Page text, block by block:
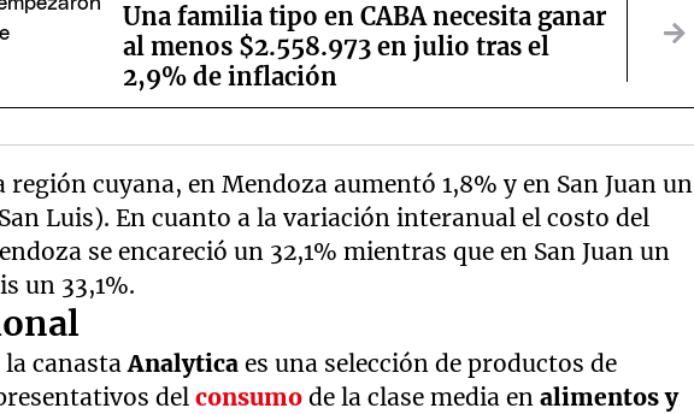
Una familia tipo en CABA necesita ganar
al menos $2.558.973 en julio tras el
2,9% de inflación
región cuyana, en Mendoza aumentó 1,8% y en San Juan un
Luis). En cuanto a la variación interanual el costo del
se encareció un 32,1% mientras que en San Juan un
un 33,1%.
la canastaAnalyticaes una selección de productos de
delconsumode la clase media enalimentos y